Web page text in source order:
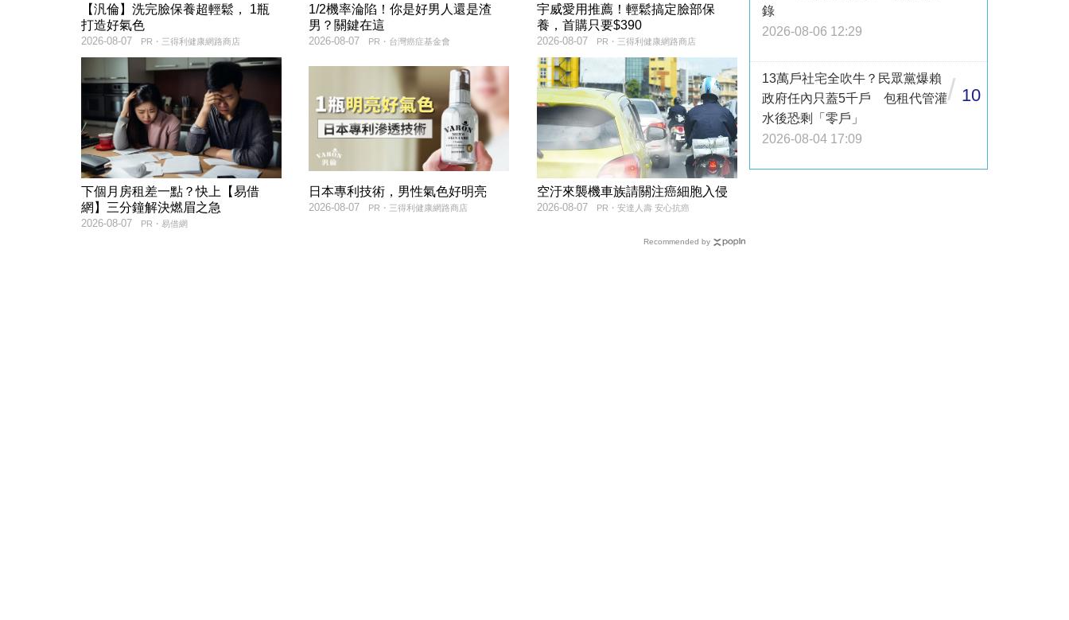
【汎倫】洗完臉保養超輕鬆， 1瓶
打造好氣色
PR・三得利健康網路商店
2026-08-07
1/2機率淪陷！你是好男人還是渣
男？關鍵在這
PR・台灣癌症基金會
2026-08-07
宇威愛用推薦！輕鬆搞定臉部保
養，首購只要$390
PR・三得利健康網路商店
2026-08-07
下個月房租差一點？快上【易借
網】三分鐘解決燃眉之急
PR・易借網
2026-08-07
日本專利技術，男性氣色好明亮
PR・三得利健康網路商店
2026-08-07
空汙來襲機車族請關注癌細胞入侵
PR・安達人壽 安心抗癌
2026-08-07
Recommended by
錄
2026-08-06 12:29
13萬戶社宅全吹牛？民眾黨爆賴
政府任內只蓋5千戶 包租代管灌
水後恐剩「零戶」
2026-08-04 17:09
/ 10